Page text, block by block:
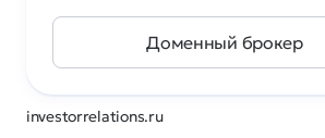
investorrelations.ru
Доменный брокер